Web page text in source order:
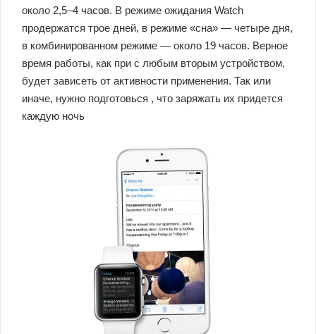
около 2,5–4 часов. В режиме ожидания Watch
продержатся трое дней, в режиме «сна» — четыре дня,
в комбинированном режиме — около 19 часов. Верное
время работы, как при с любым вторым устройством,
будет зависеть от активности применения. Так или
иначе, нужно подготовься , что заряжать их придется
каждую ночь